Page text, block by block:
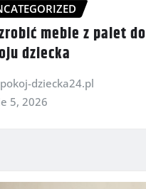
meble z palet do
dziecka
pokoj-dziecka24.pl
5, 2026